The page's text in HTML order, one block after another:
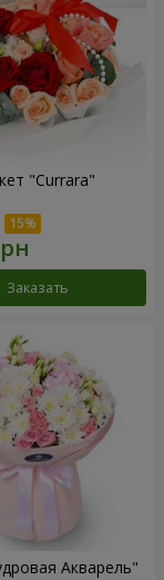
"Currara"
Заказать
Акварель"